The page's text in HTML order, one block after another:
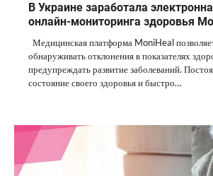
В Украине заработала
онлайн-мониторинга здоровья
Медицинская платформа MoniHeal
обнаруживать отклонения в показателях
предупреждать развитие заболеваний.
состояние своего здоровья и быстро…